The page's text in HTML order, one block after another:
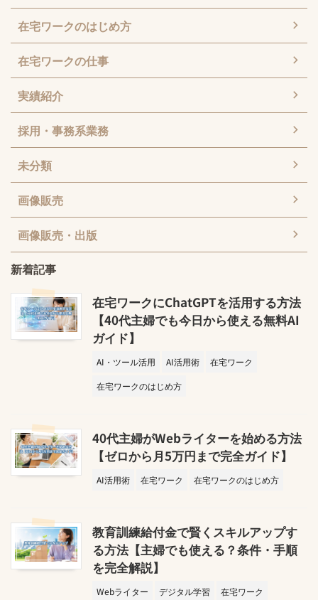
在宅ワークのはじめ方
在宅ワークの仕事
実績紹介
採用・事務系業務
未分類
画像販売
画像販売・出版
新着記事
在宅ワークにChatGPTを活用する方法
【40代主婦でも今日から使える無料AI
ガイド】
AI・ツール活用 AI活用術
在宅ワーク
在宅ワークのはじめ方
40代主婦がWebライターを始める方法
【ゼロから月5万円まで完全ガイド】
AI活用術 在宅ワーク 在宅ワークのはじめ方
教育訓練給付金で賢くスキルアップす
る方法【主婦でも使える？条件・手順
を完全解説】
Webライター デジタル学習
在宅ワーク